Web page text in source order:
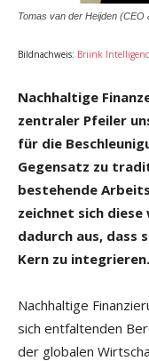
Tomas van der Heijden (CEO
Bildnachweis: Briink
Nachhaltige
zentraler Pfeiler
für die
Gegensatz zu
bestehende
zeichnet sich diese
dadurch aus, dass
Kern zu integrieren.
Nachhaltige
sich entfaltenden
der globalen